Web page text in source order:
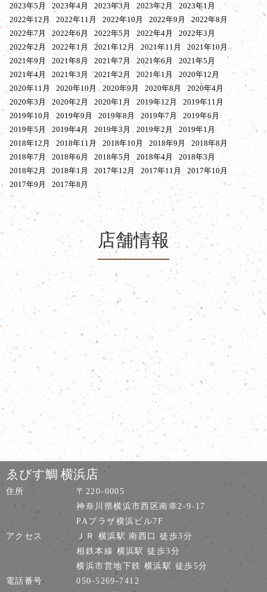
2023年5月
2023年4月 2023年3月 2023年2月
2023年1月
2022年12月
2022年11月 2022年10月 2022年9月
2022年8月
2022年7月
2022年6月 2022年5月 2022年4月
2022年3月
2022年2月
2022年1月 2021年12月 2021年11月
2021年10月
2021年9月
2021年8月 2021年7月 2021年6月
2021年5月
2021年4月
2021年3月 2021年2月 2021年1月
2020年12月
2020年11月
2020年10月 2020年9月 2020年8月
2020年4月
2020年3月
2020年2月 2020年1月 2019年12月
2019年11月
2019年10月
2019年9月 2019年8月 2019年7月
2019年6月
2019年5月
2019年4月 2019年3月 2019年2月
2019年1月
2018年12月
2018年11月 2018年10月 2018年9月
2018年8月
2018年7月
2018年6月 2018年5月 2018年4月
2018年3月
2018年2月
2018年1月 2017年12月 2017年11月
2017年10月
2017年9月
2017年8月
店舗情報
ゑびす鯛 横浜店
住所
〒220-0005
神奈川県横浜市西区南幸2-9-17
PAプラザ横浜ビル7F
アクセス
ＪＲ 横浜駅 南西口 徒歩3分
相鉄本線 横浜駅 徒歩3分
横浜市営地下鉄 横浜駅 徒歩5分
電話番号
050-5269-7412